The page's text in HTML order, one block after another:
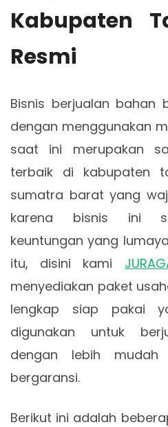
Kabupaten
Resmi
Bisnis berjualan bahan
dengan menggunakan
saat ini merupakan
terbaik di kabupaten
sumatra barat yang
karena bisnis ini
keuntungan yang
itu, disini kami
menyediakan paket
lengkap siap pakai
digunakan untuk
dengan lebih
bergaransi.
Berikut ini adalah